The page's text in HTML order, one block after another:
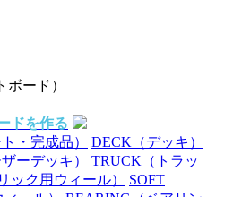
ボード）
ドを作る
・完成品） DECK （デッキ）
ーデッキ） TRUCK （トラッ
ック用ウィール）
SOFT